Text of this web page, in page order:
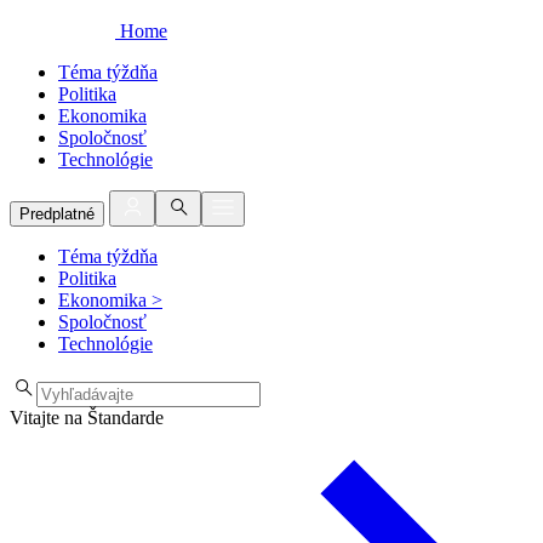
Home
Téma týždňa
Politika
Ekonomika
Spoločnosť
Technológie
Predplatné
Téma týždňa
Politika
Ekonomika >
Spoločnosť
Technológie
Vitajte na Štandarde